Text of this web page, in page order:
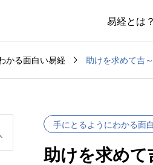
易経とは？
かる面白い易経  助けを求めて吉
手にとるようにわかる面
助けを求めて